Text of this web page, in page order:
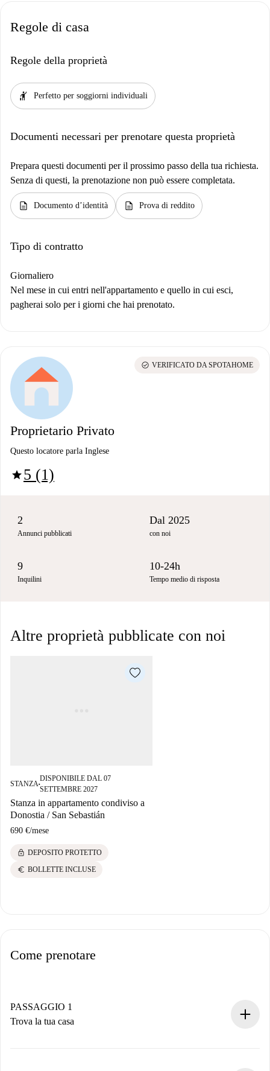
Regole di casa
Regole della proprietà
hail Perfetto per soggiorni individuali
Documenti necessari per prenotare questa proprietà
Prepara questi documenti per il prossimo passo della tua richiesta.
Senza di questi, la prenotazione non può essere completata.
description Documento d’identità description Prova di reddito
Tipo di contratto
Giornaliero
Nel mese in cui entri nell'appartamento e quello in cui esci,
pagherai solo per i giorni che hai prenotato.
Proprietario Privato
Questo locatore parla Inglese
star5 (1)
check_circle VERIFICATO DA SPOTAHOME
2
Annunci pubblicati
Dal 2025
con noi
9
Inquilini
10-24h
Tempo medio di risposta
Altre proprietà pubblicate con noi
STANZA■
DISPONIBILE DAL 07
SETTEMBRE 2027
Stanza in appartamento condiviso a
Donostia / San Sebastián
690 €/mese
lock DEPOSITO PROTETTO
euro BOLLETTE INCLUSE
Come prenotare
PASSAGGIO 1
Trova la tua casa